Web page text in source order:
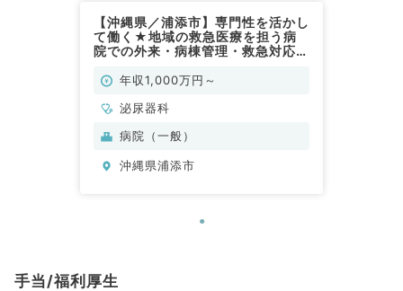
【沖縄県／浦添市】専門性を活かし
て働く★地域の救急医療を担う病
院での外来・病棟管理・救急対応・
◎（泌尿器科／常勤）
年収1,000万円～
泌尿器科
病院（一般）
沖縄県浦添市
手当/福利厚生